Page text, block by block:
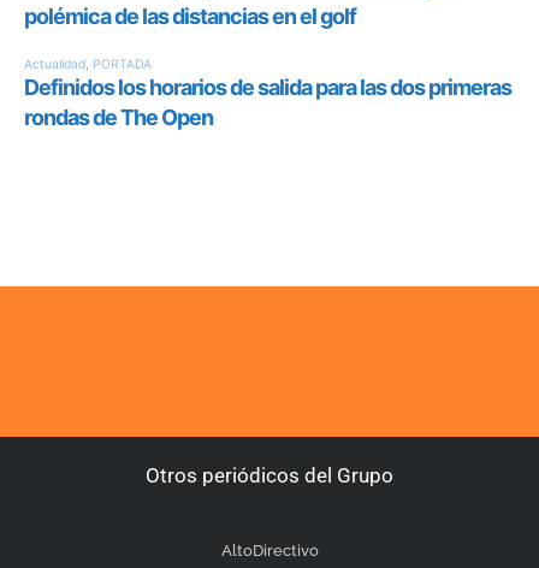
Otros periódicos del Grupo
AltoDirectivo